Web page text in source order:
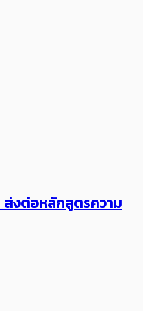
ส่งต่อหลักสูตรความ